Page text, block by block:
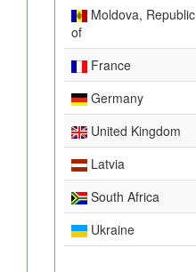
Moldova, Republic
of
France
Germany
United Kingdom
Latvia
South Africa
Ukraine